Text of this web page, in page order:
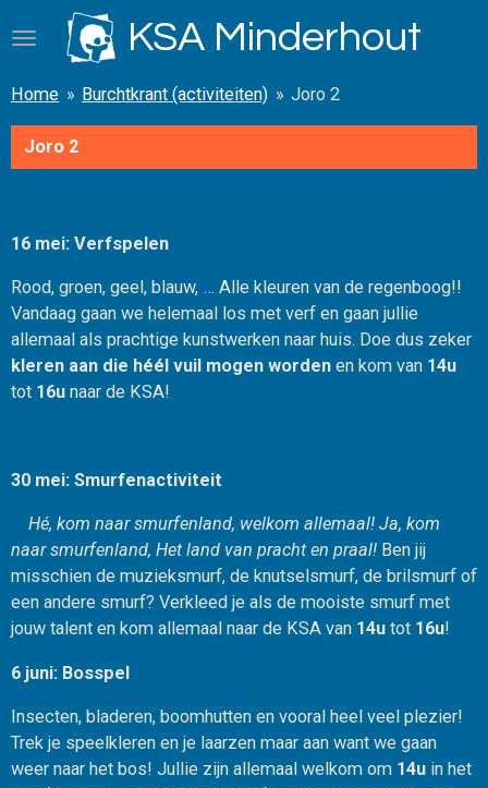
direct
de
hoofdinhoud
KSA Minderhout
Home » Burchtkrant (activiteiten) » Joro 2
Joro 2
16 mei: Verfspelen
Rood, groen, geel, blauw, … Alle kleuren van de regenboog!!
Vandaag gaan we helemaal los met verf en gaan jullie
allemaal als prachtige kunstwerken naar huis. Doe dus zeker
kleren aan die héél vuil mogen worden en kom van 14u
tot 16u naar de KSA!
30 mei: Smurfenactiviteit
Hé, kom naar smurfenland, welkom allemaal! Ja, kom
naar smurfenland, Het land van pracht en praal! Ben jij
misschien de muzieksmurf, de knutselsmurf, de brilsmurf of
een andere smurf? Verkleed je als de mooiste smurf met
jouw talent en kom allemaal naar de KSA van 14u tot 16u!
6 juni: Bosspel
Insecten, bladeren, boomhutten en vooral heel veel plezier!
Trek je speelkleren en je laarzen maar aan want we gaan
weer naar het bos! Jullie zijn allemaal welkom om 14u in het